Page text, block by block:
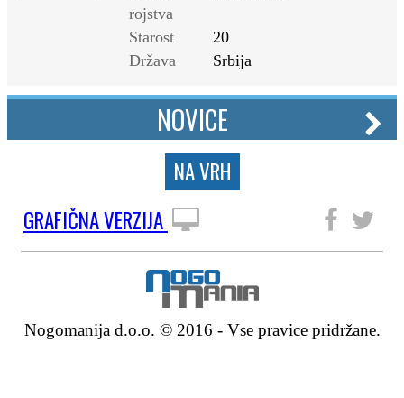
rojstva
Starost
20
Država
Srbija
NOVICE
NA VRH
GRAFIČNA VERZIJA
Nogomanija d.o.o. © 2016 - Vse pravice pridržane.